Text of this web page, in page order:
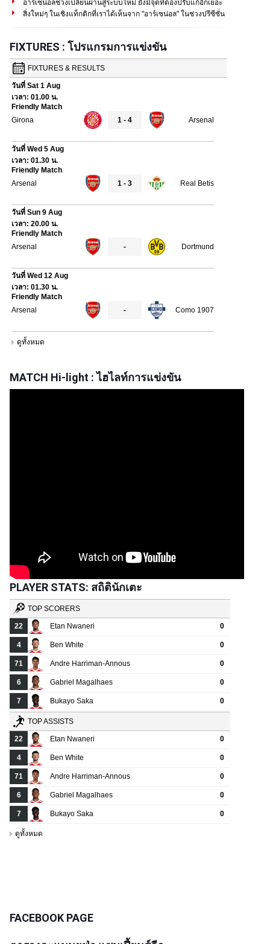
อาร์เซน่อลช่วงเปลี่ยนผ่านสู่ระบบใหม่ ยังมีจุดที่ต้องปรับแก้อีกเยอะ
สิ่งใหม่ๆ ในเชิงแท็กติกที่เราได้เห็นจาก "อาร์เซน่อล" ในช่วงปรีซีซั่น
FIXTURES : โปรแกรมการแข่งขัน
MATCH Hi-light : ไฮไลท์การแข่งขัน
PLAYER STATS: สถิตินักเตะ
FACEBOOK PAGE